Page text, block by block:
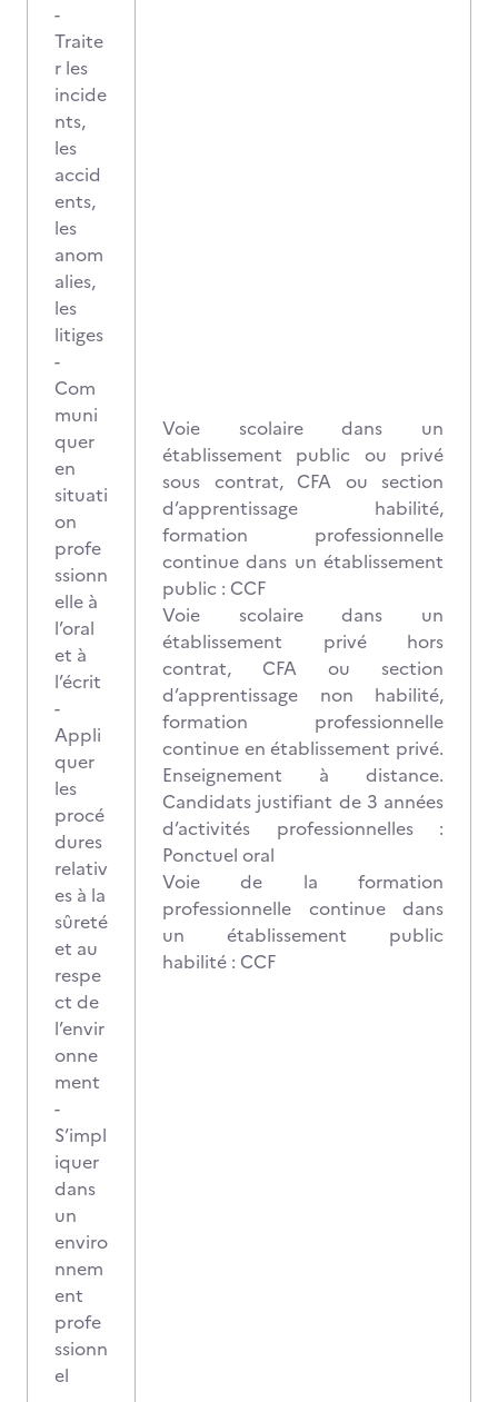
-
Traite
r les
incide
nts,
les
accid
ents,
les
anom
alies,
les
litiges
-
Com
muni
quer
en
situati
on
profe
ssionn
elle à
l’oral
et à
l’écrit
-
Appli
quer
les
procé
dures
relativ
es à la
sûreté
et au
respe
ct de
l’envir
onne
ment
-
S’impl
iquer
dans
un
enviro
nnem
ent
profe
ssionn
el
Voie scolaire dans un
établissement public ou privé
sous contrat, CFA ou section
d’apprentissage habilité,
formation professionnelle
continue dans un établissement
public : CCF
Voie scolaire dans un
établissement privé hors
contrat, CFA ou section
d’apprentissage non habilité,
formation professionnelle
continue en établissement privé.
Enseignement à distance.
Candidats justifiant de 3 années
d’activités professionnelles :
Ponctuel oral
Voie de la formation
professionnelle continue dans
un établissement public
habilité : CCF